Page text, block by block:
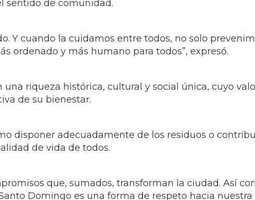
sentido de comunidad.
Y cuando la cuidamos entre todos, no solo
ordenado y más humano para todos”, expresó.
riqueza histórica, cultural y social única, cuyo
de su bienestar.
disponer adecuadamente de los residuos o
de vida de todos.
que, sumados, transforman la ciudad. Así
Domingo es una forma de respeto hacia nuestra